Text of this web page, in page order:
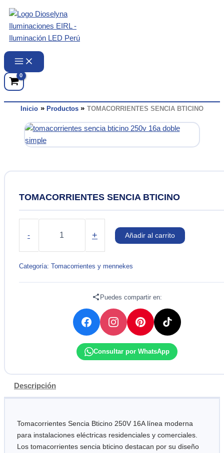
contenido
Inicio Productos TOMACORRIENTES SENCIA BTICINO
TOMACORRIENTES SENCIA BTICINO
-
cantidad
+ Añadir al carrito
Categoría: Tomacorrientes y mennekes
Puedes compartir en:
Consultar por WhatsApp
Descripción
Tomacorrientes Sencia Bticino 250V 16A línea moderna
para instalaciones eléctricas residenciales y comerciales.
Los tomacorrientes sencia bticino destacan por su diseño